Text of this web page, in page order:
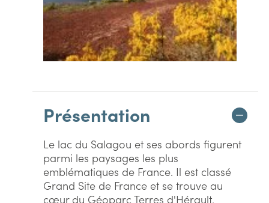
Présentation
Le lac du Salagou et ses abords figurent
parmi les paysages les plus
emblématiques de France. Il est classé
Grand Site de France et se trouve au
cœur du Géoparc Terres d'Hérault.